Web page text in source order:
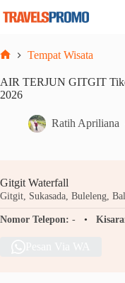
Tempat Wisata
AIR TERJUN GITGIT
2026
Ratih Apriliana
Gitgit Waterfall
Gitgit, Sukasada, Buleleng,
Nomor Telepon: -